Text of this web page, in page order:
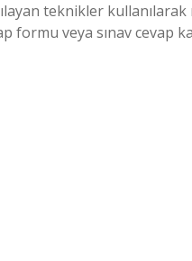
teknikler kullanılarak
veya sınav cevap